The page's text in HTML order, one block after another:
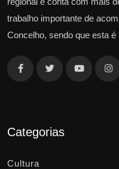
trabalho importante de
Concelho, sendo que esta
Categorias
Cultura